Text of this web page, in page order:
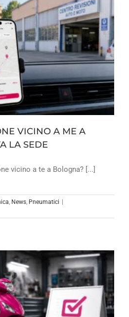
VICINO A ME A
LA SEDE
vicino a te a Bologna? [...]
News Pneumatici |